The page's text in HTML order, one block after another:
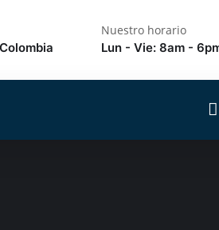
Nuestro horario
Lun - Vie: 8am -